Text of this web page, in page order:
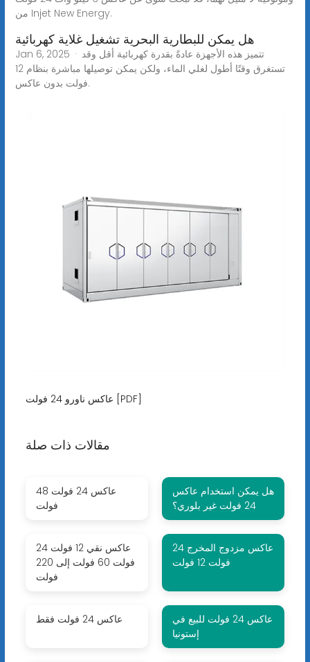
من Injet New Energy.
هل يمكن للبطارية البحرية تشغيل غلاية كهربائية
Jan 6, 2025 · تتميز هذه الأجهزة عادةً بقدرة كهربائية أقل وقد
تستغرق وقتًا أطول لغلي الماء، ولكن يمكن توصيلها مباشرة بنظام 12
فولت بدون عاكس.
عاكس ناورو 24 فولت [PDF]
مقالات ذات صلة
عاكس 24 فولت 48
فولت
هل يمكن استخدام عاكس
24 فولت غير بلوري؟
عاكس نقي 12 فولت 24
فولت 60 فولت إلى 220
فولت
عاكس مزدوج المخرج 24
فولت 12 فولت
عاكس 24 فولت فقط
عاكس 24 فولت للبيع في
إستونيا